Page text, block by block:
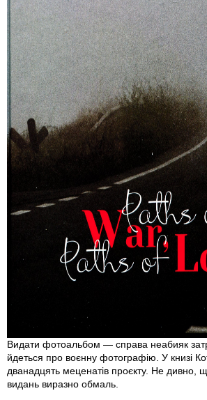
Видати фотоальбом — справа неабияк
йдеться про воєнну фотографію. У книзі
дванадцять меценатів проєкту. Не дивно,
видань виразно обмаль.